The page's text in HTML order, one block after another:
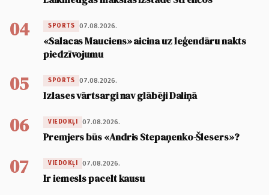
04 SPORTS 07.08.2026.
«Salacas Mauciens» aicina uz leģendāru nakts
piedzīvojumu
05 SPORTS 07.08.2026.
Izlases vārtsargi nav glābēji Daliņā
06 VIEDOKĻI 07.08.2026.
Premjers būs «Andris Stepaņenko-Šlesers»?
07 VIEDOKĻI 07.08.2026.
Ir iemesls pacelt kausu